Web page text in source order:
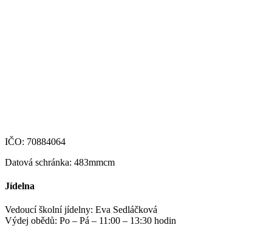
IČO: 70884064
Datová schránka: 483mmcm
Jídelna
Vedoucí školní jídelny: Eva Sedláčková
Výdej obědů: Po – Pá – 11:00 – 13:30 hodin